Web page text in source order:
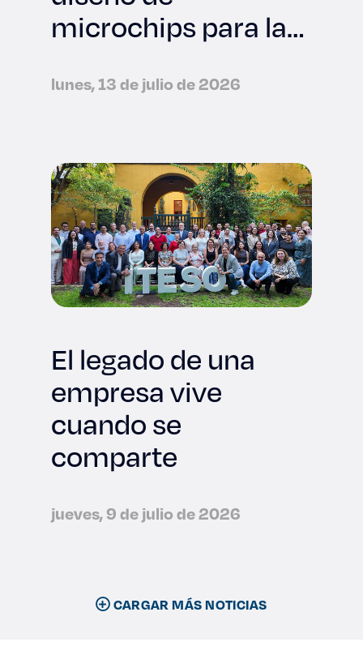
microchips para la
tecnológica
lunes, 13 de julio de 2026
El legado de una
empresa vive
cuando se
comparte
jueves, 9 de julio de 2026
CARGAR MÁS NOTICIAS